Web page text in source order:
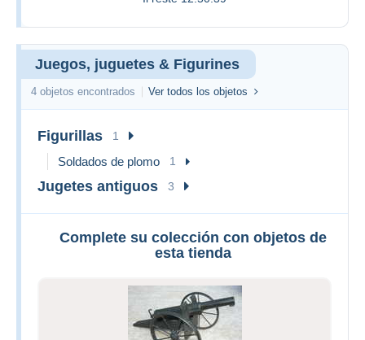
Juegos, juguetes & Figurines
4 objetos encontrados Ver todos los objetos
Figurillas 1
Soldados de plomo 1
Jugetes antiguos 3
Complete su colección con objetos de
esta tienda